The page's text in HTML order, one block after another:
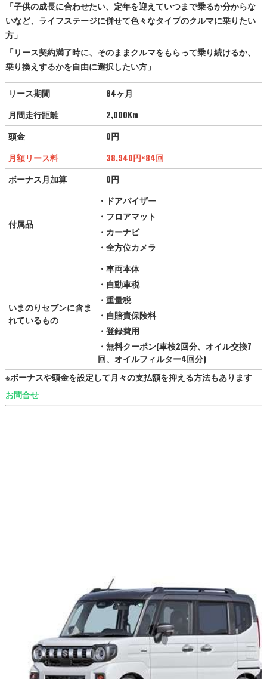
「子供の成長に合わせたい、定年を迎えていつまで乗るか分からな
いなど、ライフステージに併せて色々なタイプのクルマに乗りたい
方」
「リース契約満了時に、そのままクルマをもらって乗り続けるか、
乗り換えするかを自由に選択したい方」
リース期間
84ヶ月
月間走行距離
2,000Km
頭金
0円
月額リース料
38,940円×84回
ボーナス月加算
0円
付属品
・ドアバイザー
・フロアマット
・カーナビ
・全方位カメラ
いまのりセブンに含ま
れているもの
・車両本体
・自動車税
・重量税
・自賠責保険料
・登録費用
・無料クーポン(車検2回分、オイル交換7
回、オイルフィルター4回分)
※ボーナスや頭金を設定して月々の支払額を抑える方法もあります
お問合せ